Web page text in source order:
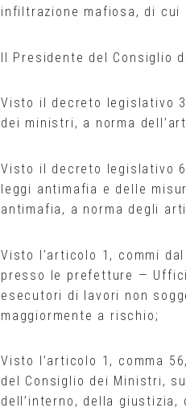
infiltrazione mafiosa, di cui
Il Presidente del Consiglio
Visto il decreto legislativo
dei ministri, a norma
Visto il decreto legislativo
leggi antimafia e delle
antimafia, a norma degli
Visto l’articolo 1, commi
presso le prefetture —
esecutori di lavori non
maggiormente a rischio;
Visto l’articolo 1, comma
del Consiglio dei Ministri,
dell’interno, della